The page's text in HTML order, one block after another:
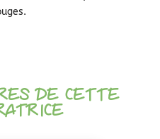
DE CETTE